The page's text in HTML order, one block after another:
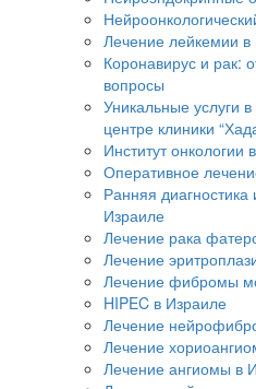
Лечение лейкемии
Коронавирус и рак:
вопросы
Уникальные услуги
центре клиники
Институт
Оперативное
Ранняя
Израиле
Лечение рака
Лечение
Лечение фибромы
HIPEC в Израиле
Лечение
Лечение
Лечение ангиомы в